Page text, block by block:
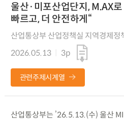
울산·미포산업단지, M.AX로
빠르고, 더 안전하게“
산업통상부 산업정책실 지역경제정
2026.05.13
3p
관련주제시계열
산업통상부는 ’26.5.13.(수) 울산